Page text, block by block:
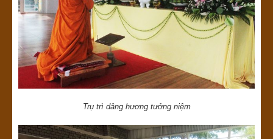
Trụ trì dâng hương tưởng niệm